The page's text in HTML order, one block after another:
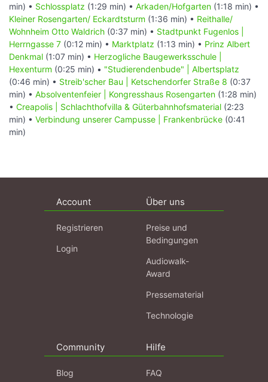
min) • Schlossplatz (1:29 min) • Arkaden/Hofgarten (1:18 min) •
Kleiner Rosengarten/ Eckardtsturm (1:36 min) • Reithalle/
Wohnheim Otto Waldrich (0:37 min) • Stadtpunkt Fugenlos |
Herrngasse 7 (0:12 min) • Marktplatz (1:13 min) • Prinz Albert
Denkmal (1:07 min) • Herzogliche Baugewerksschule |
Hexenturm (0:25 min) • "Studierendenbude" | Albertsplatz
(0:46 min) • Streib'scher Bau | Ketschendorfer Straße 8 (0:37
min) • Absolventenfeier | Kongresshaus Rosengarten (1:28 min)
• Creapolis | Schlachthofvilla & Güterbahnhofsmaterial (2:23
min) • Verbindung unserer Campusse | Frankenbrücke (0:41
min)
Account
Registrieren
Login
Über uns
Preise und
Bedingungen
Audiowalk-
Award
Pressematerial
Technologie
Community
Blog
Hilfe
FAQ